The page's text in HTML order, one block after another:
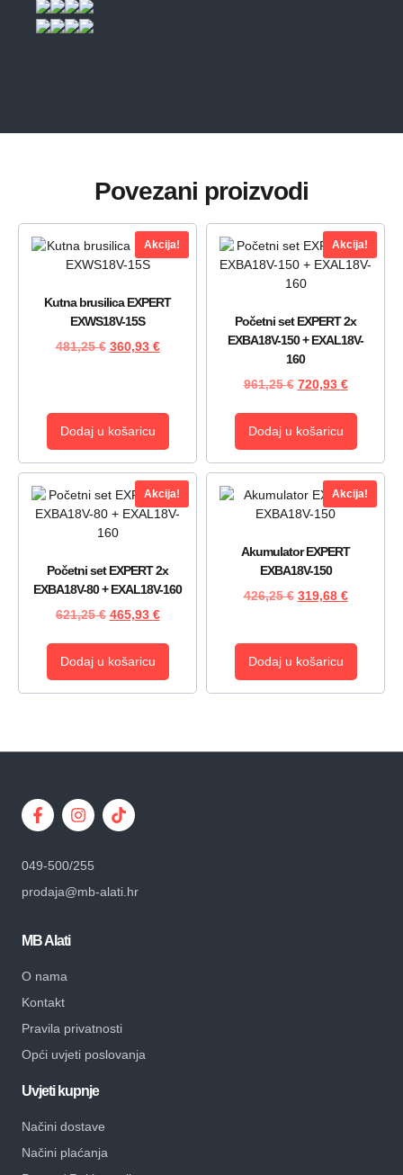
Povezani proizvodi
Akcija!
Kutna brusilica EXPERT
EXWS18V-15S
481,25€ 360,93 €
Dodaj u košaricu
Akcija!
Početni set EXPERT 2x
EXBA18V-150 + EXAL18V-
160
961,25€ 720,93 €
Dodaj u košaricu
Akcija!
Početni set EXPERT 2x
EXBA18V-80 + EXAL18V-160
621,25€ 465,93 €
Dodaj u košaricu
Akcija!
Akumulator EXPERT
EXBA18V-150
426,25€ 319,68 €
Dodaj u košaricu
049-500/255
prodaja@mb-alati.hr
MB Alati
O nama
Kontakt
Pravila privatnosti
Opći uvjeti poslovanja
Uvjeti kupnje
Načini dostave
Načini plaćanja